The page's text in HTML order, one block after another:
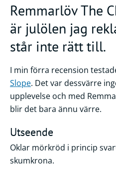
Remmarlöv The
är julölen jag
står inte rätt till.
I min förra recension
Slope. Det var dessvärre
upplevelse och med
blir det bara ännu värre.
Utseende
Oklar mörkröd i princip
skumkrona.